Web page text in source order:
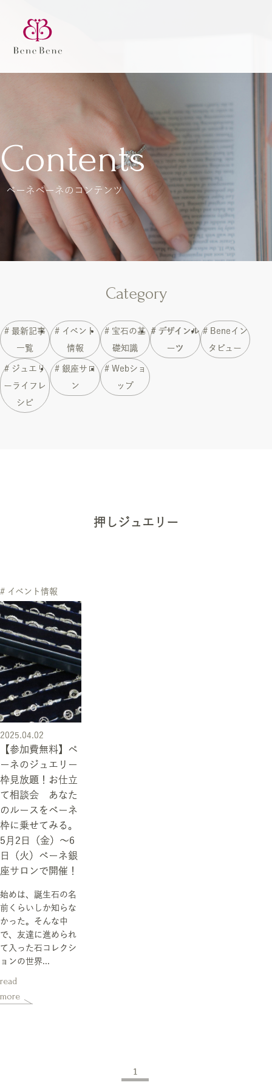
Contents
ベーネベーネのコンテンツ
Category
# 最新記事
一覧
# イベント
情報
# 宝石の基
礎知識
# デザインル
ーツ
# Beneイン
タビュー
# ジュエリ
ーライフレ
シピ
# 銀座サロ
ン
# Webショ
ップ
押しジュエリー
# イベント情報
2025.04.02
【参加費無料】ベ
ーネのジュエリー
枠見放題！お仕立
て相談会 あなた
のルースをベーネ
枠に乗せてみる。
5月2日（金）～6
日（火）ベーネ銀
座サロンで開催！
始めは、誕生石の名
前くらいしか知らな
かった。そんな中
で、友達に進められ
て入った石コレクシ
ョンの世界...
read
more
1